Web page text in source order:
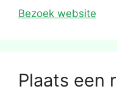
Bezoek website
Plaats een